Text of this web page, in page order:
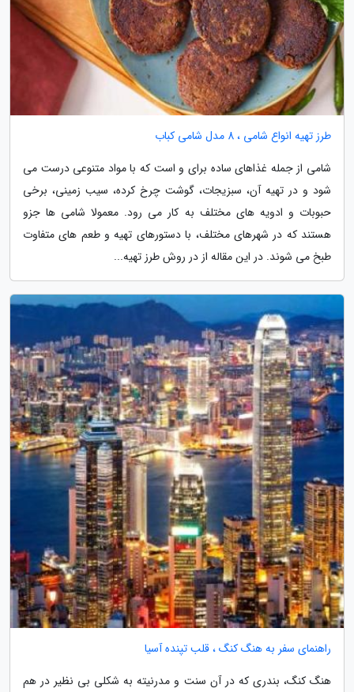
طرز تهیه انواع شامی ، 8 مدل شامی کباب
شامی از جمله غذاهای ساده برای و است که با مواد متنوعی درست می
شود و در تهیه آن، سبزیجات، گوشت چرخ کرده، سیب زمینی، برخی
حبوبات و ادویه های مختلف به کار می رود. معمولا شامی ها جزو
هستند که در شهرهای مختلف، با دستورهای تهیه و طعم های متفاوت
طبخ می شوند. در این مقاله از در روش طرز تهیه...
راهنمای سفر به هنگ کنگ ، قلب تپنده آسیا
هنگ کنگ، بندری که در آن سنت و مدرنیته به شکلی بی نظیر در هم